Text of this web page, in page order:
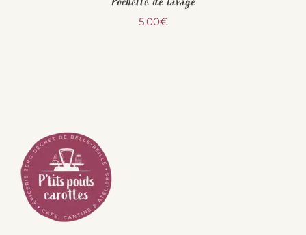
5,00€